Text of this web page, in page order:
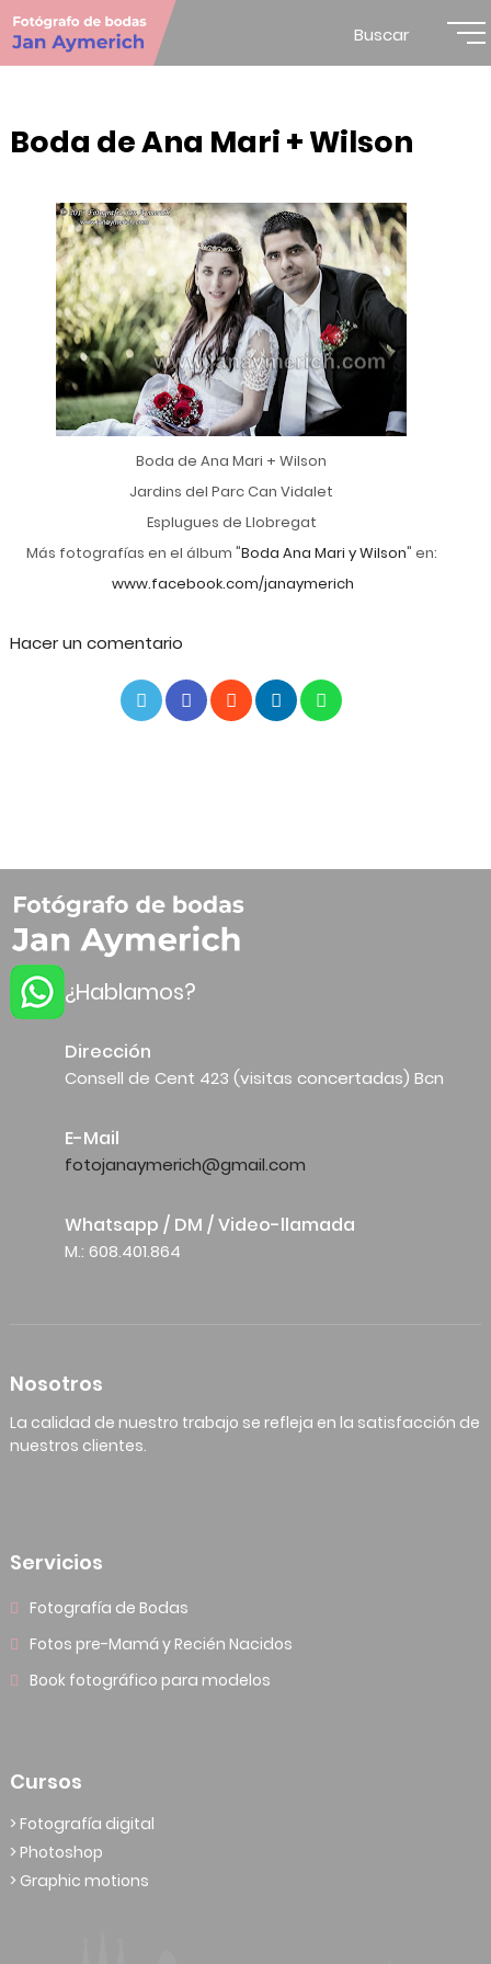
Buscar
Boda de Ana Mari + Wilson
Boda de Ana Mari + Wilson
Jardins del Parc Can Vidalet
Esplugues de Llobregat
Más fotografías en el álbum "Boda Ana Mari y Wilson" en:
www.facebook.com/janaymerich
Hacer un comentario
¿Hablamos?
Dirección
Consell de Cent 423 (visitas concertadas) Bcn
E-Mail
fotojanaymerich@gmail.com
Whatsapp / DM / Video-llamada
M.: 608.401.864
Nosotros
La calidad de nuestro trabajo se refleja en la satisfacción de
nuestros clientes.
Servicios
Fotografía de Bodas
Fotos pre-Mamá y Recién Nacidos
Book fotográfico para modelos
Cursos
> Fotografía digital
> Photoshop
> Graphic motions